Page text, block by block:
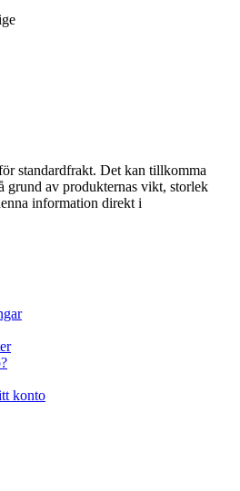
standardfrakt. Det kan tillkomma
grund av produkternas vikt, storlek
information direkt i
konto